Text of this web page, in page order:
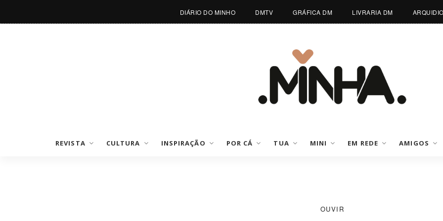
DIÁRIO DO MINHO DMTV GRÁFICA DM LIVRARIA DM
REVISTA CULTURA INSPIRAÇÃO POR CÁ TUA MINI EM REDE AMIGOS
OUVIR